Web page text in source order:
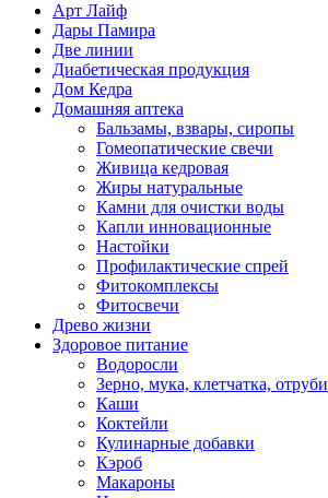
Арт Лайф
Дары Памира
Две линии
Диабетическая продукция
Дом Кедра
Домашняя аптека
Бальзамы, взвары, сиропы
Гомеопатические свечи
Живица кедровая
Жиры натуральные
Камни для очистки воды
Капли инновационные
Настойки
Профилактические спрей
Фитокомплексы
Фитосвечи
Древо жизни
Здоровое питание
Водоросли
Зерно, мука, клетчатка, отруби
Каши
Коктейли
Кулинарные добавки
Кэроб
Макароны